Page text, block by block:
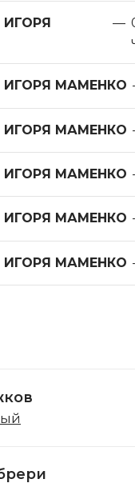
—
МАМЕНКО
МАМЕНКО
МАМЕНКО
МАМЕНКО
МАМЕНКО